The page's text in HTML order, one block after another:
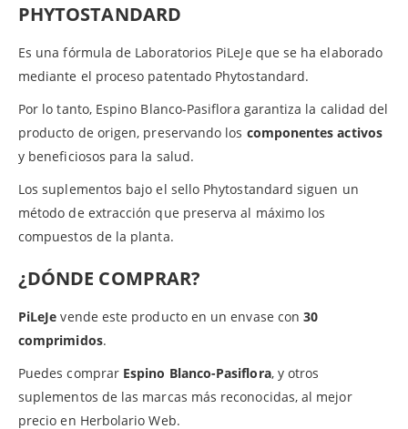
PHYTOSTANDARD
Es una fórmula de Laboratorios PiLeJe que se ha elaborado
mediante el proceso patentado Phytostandard.
Por lo tanto, Espino Blanco-Pasiflora garantiza la calidad del
producto de origen, preservando los componentes activos
y beneficiosos para la salud.
Los suplementos bajo el sello Phytostandard siguen un
método de extracción que preserva al máximo los
compuestos de la planta.
¿DÓNDE COMPRAR?
PiLeJe vende este producto en un envase con30
comprimidos.
Puedes comprar Espino Blanco-Pasiflora, y otros
suplementos de las marcas más reconocidas, al mejor
precio en Herbolario Web.